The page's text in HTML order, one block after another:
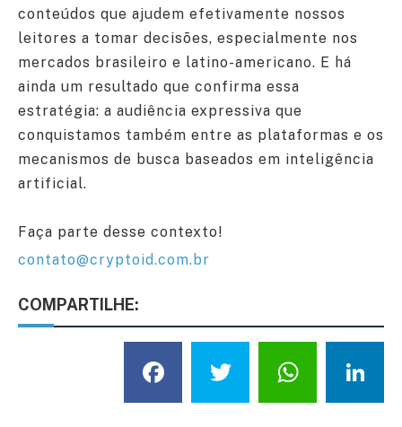
conteúdos que ajudem efetivamente nossos
leitores a tomar decisões, especialmente nos
mercados brasileiro e latino-americano. E há
ainda um resultado que confirma essa
estratégia: a audiência expressiva que
conquistamos também entre as plataformas e os
mecanismos de busca baseados em inteligência
artificial.
Faça parte desse contexto!
contato@cryptoid.com.br
COMPARTILHE:
Facebook
Twitter